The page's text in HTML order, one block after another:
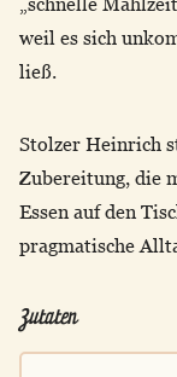
weil es sich
ließ.
Stolzer Heinrich
Zubereitung, die
Essen auf den
pragmatische
Zutaten